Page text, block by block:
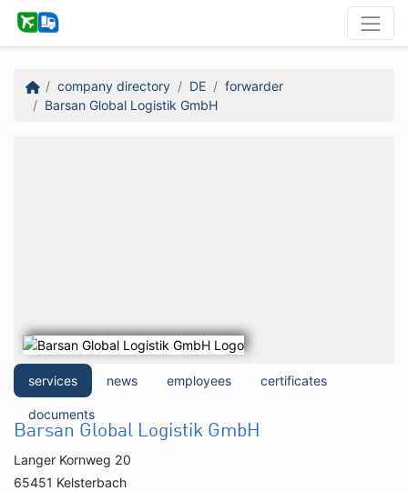
company directory DE
forwarder
Barsan Global Logistik GmbH
services news employees certificates
documents
Barsan Global Logistik GmbH
Langer Kornweg 20
65451 Kelsterbach